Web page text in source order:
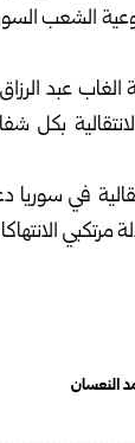
الشعب
الرزاق
بكل
في سوريا
النعسان